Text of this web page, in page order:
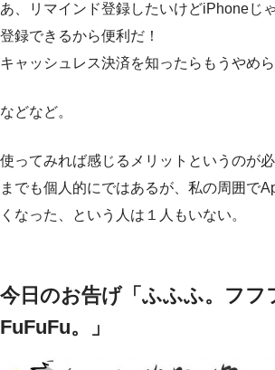
あ、リマインド登録したいけどiPhoneじ
登録できるから便利だ！
キャッシュレス決済を知ったらもうやめら
などなど。
使ってみれば感じるメリットというのが
までも個人的にではあるが、私の周囲で
くなった、という人は１人もいない。
今日のお告げ「ふふふ。フフ
FuFuFu。」